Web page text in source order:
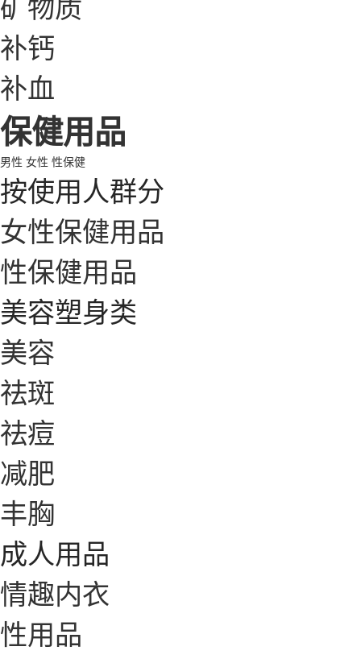
补钙
补血
保健用品
男性 女性 性保健
按使用人群分
女性保健用品
性保健用品
美容塑身类
美容
祛斑
祛痘
减肥
丰胸
成人用品
情趣内衣
性用品